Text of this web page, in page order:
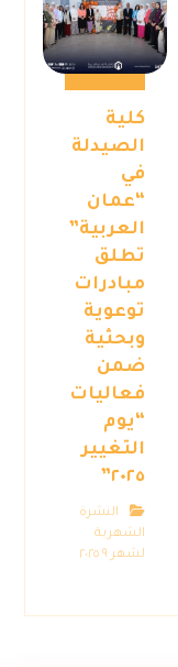
كلية
الصيدلة
في
“عمان
العربية”
تطلق
مبادرات
توعوية
وبحثية
ضمن
فعاليات
“يوم
التغيير
٢٠٢٥”
النشرة
الشهرية
لشهر ٩ ٢٠٢٥